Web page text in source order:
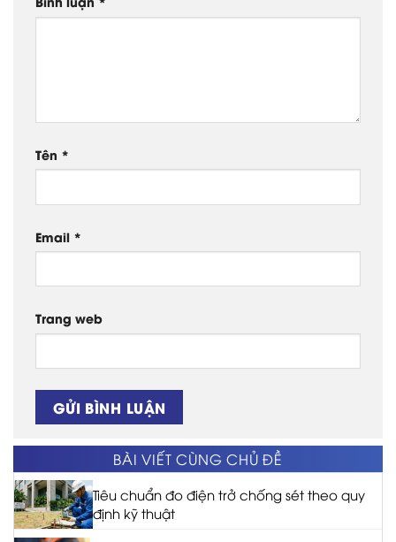
Tên *
Email *
Trang web
BÀI VIẾT CÙNG CHỦ ĐỀ
Tiêu chuẩn đo điện trở chống sét theo quy
định kỹ thuật